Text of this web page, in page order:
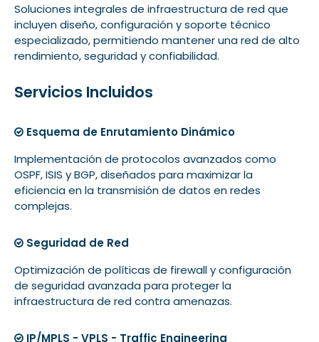
Soluciones integrales de infraestructura de red que
incluyen diseño, configuración y soporte técnico
especializado, permitiendo mantener una red de alto
rendimiento, seguridad y confiabilidad.
Servicios Incluidos
Esquema de Enrutamiento Dinámico
Implementación de protocolos avanzados como
OSPF, ISIS y BGP, diseñados para maximizar la
eficiencia en la transmisión de datos en redes
complejas.
Seguridad de Red
Optimización de políticas de firewall y configuración
de seguridad avanzada para proteger la
infraestructura de red contra amenazas.
IP/MPLS - VPLS - Traffic Engineering